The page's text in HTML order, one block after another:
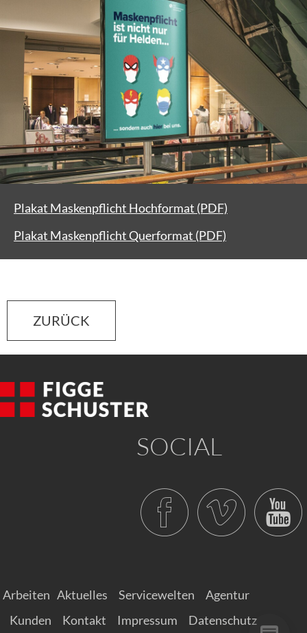
Plakat Maskenpflicht Hochformat (PDF)
Plakat Maskenpflicht Querformat (PDF)
ZURÜCK
SOCIAL
Arbeiten Aktuelles Servicewelten
Agentur
Kunden
Kontakt Impressum Datenschutz